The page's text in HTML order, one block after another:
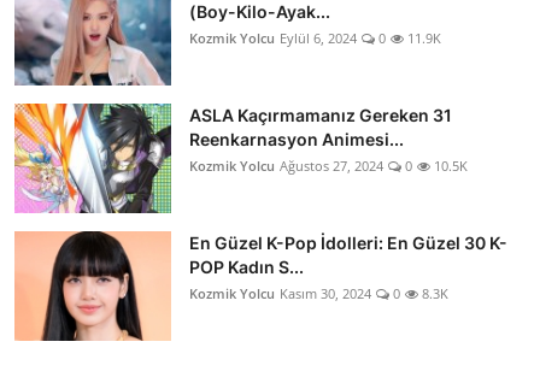
(Boy-Kilo-Ayak...
Kozmik Yolcu Eylül 6, 2024 0 11.9K
ASLA Kaçırmamanız Gereken 31
Reenkarnasyon Animesi...
Kozmik Yolcu Ağustos 27, 2024 0 10.5K
En Güzel K-Pop İdolleri: En Güzel 30 K-
POP Kadın S...
Kozmik Yolcu Kasım 30, 2024 0 8.3K